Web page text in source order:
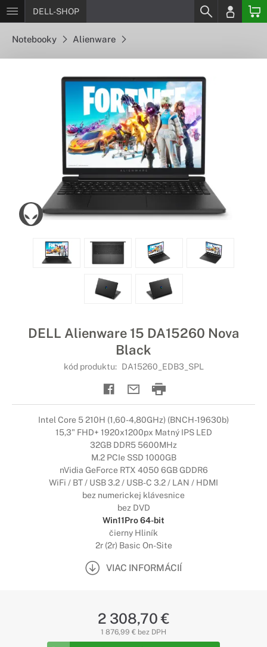
DELL-SHOP
Notebooky Alienware
DELL Alienware 15 DA15260 Nova
Black
kód produktu: DA15260_EDB3_SPL
Intel Core 5 210H (1,60-4,80GHz) (BNCH-19630b)
15,3" FHD+ 1920x1200px Matný IPS LED
32GB DDR5 5600MHz
M.2 PCIe SSD 1000GB
nVidia GeForce RTX 4050 6GB GDDR6
WiFi / BT / USB 3.2 / USB-C 3.2 / LAN / HDMI
bez numerickej klávesnice
bez DVD
Win11Pro 64-bit
čierny Hliník
2r (2r) Basic On-Site
VIAC INFORMÁCIÍ
2 308,70 €
1 876,99 € bez DPH